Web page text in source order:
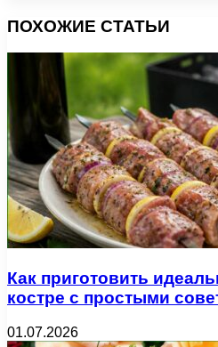
ПОХОЖИЕ СТАТЬИ
Как приготовить
костре с простыми
01.07.2026